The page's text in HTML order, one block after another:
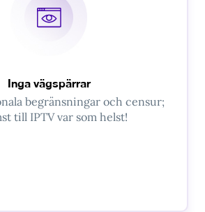
Inga vägspärrar
begränsningar och censur;
till IPTV var som helst!